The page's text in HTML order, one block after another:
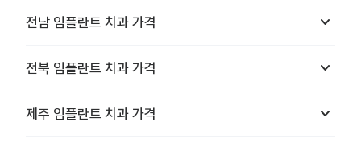
전남 임플란트 치과 가격 keyboard_arrow_down
전북 임플란트 치과 가격 keyboard_arrow_down
제주 임플란트 치과 가격 keyboard_arrow_down